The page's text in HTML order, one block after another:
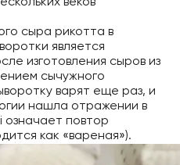
сыра рикотта в
является
изготовления сыров из
сычужного
варят еще раз, и
нашла отражении в
означает повтор
как «вареная»).